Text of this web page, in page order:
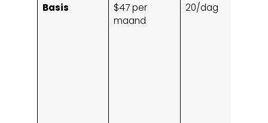
Basis
$47 per
maand
20/dag